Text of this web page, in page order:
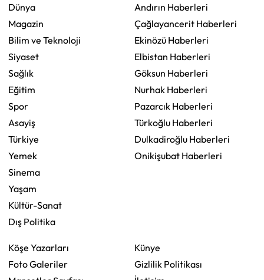
Dünya
Magazin
Bilim ve Teknoloji
Siyaset
Sağlık
Eğitim
Spor
Asayiş
Türkiye
Yemek
Sinema
Yaşam
Kültür-Sanat
Dış Politika
Andırın Haberleri
Çağlayancerit Haberleri
Ekinözü Haberleri
Elbistan Haberleri
Göksun Haberleri
Nurhak Haberleri
Pazarcık Haberleri
Türkoğlu Haberleri
Dulkadiroğlu Haberleri
Onikişubat Haberleri
Köşe Yazarları
Foto Galeriler
Künye
Gizlilik Politikası